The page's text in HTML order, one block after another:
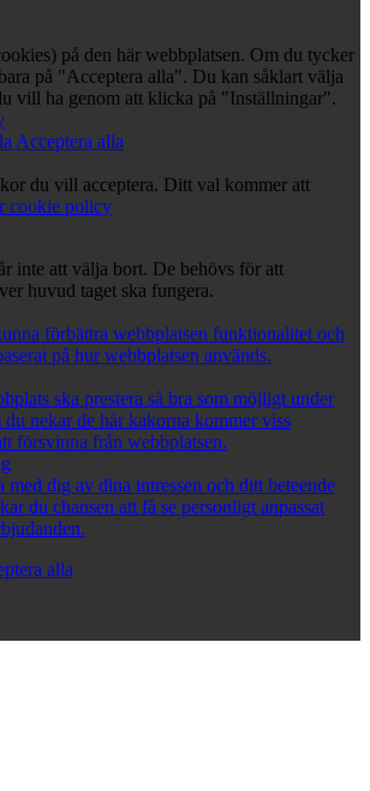
på den här webbplatsen. Om du tycker
på "Acceptera alla". Du kan såklart välja
vill ha genom att klicka på "Inställningar".
Acceptera alla
du vill acceptera. Ditt val kommer att
cookie policy
inte att välja bort. De behövs för att
huvud taget ska fungera.
förbättra webbplatsen funktionalitet och
på hur webbplatsen används.
ska prestera så bra som möjligt under
nekar de här kakorna kommer viss
försvinna från webbplatsen.
med dig av dina intressen och ditt beteende
du chansen att få se personligt anpassat
alla